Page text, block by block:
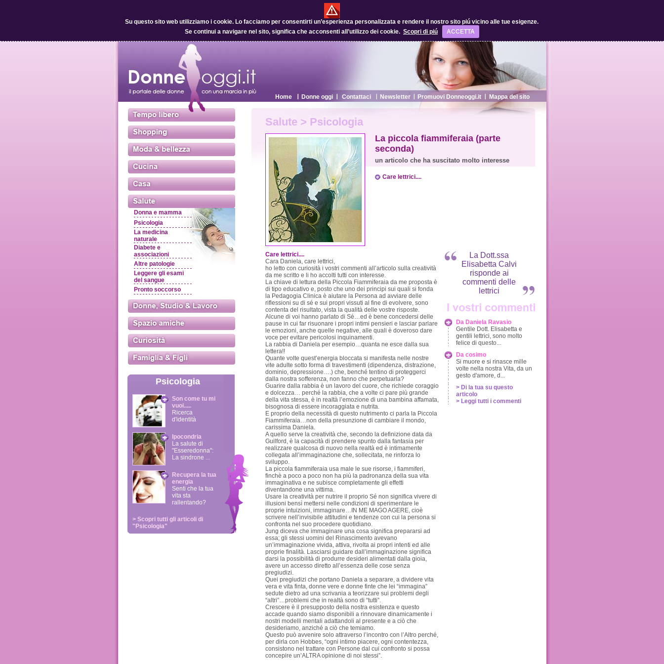
Su questo sito web utilizziamo i cookie. Lo facciamo per consentirti un’esperienza personalizzata e rendere il nostro sito piú vicino alle tue esigenze.
Se continui a navigare nel sito, significa che acconsenti all’utilizzo dei cookie. Scopri di piú ACCETTA
Home Donne oggi Contattaci Newsletter Promuovi Donneoggi.it Mappa del sito
Donna e mamma
Psicologia
La medicina
naturale
Diabete e
associazioni
Altre patologie
Leggere gli esami
del sangue
Pronto soccorso
Psicologia
Son come tu mi
vuoi.....
Ricerca
d'identità
Ipocondria
La salute di
"Esseredonna":
La sindrone ...
Recupera la tua
energia
Senti che la tua
vita sta
rallentando?
> Scopri tutti gli articoli di
"Psicologia"
Salute > Psicologia
La piccola fiammiferaia (parte
seconda)
un articolo che ha suscitato molto interesse
Care lettrici....
Care lettrici....
Cara Daniela, care lettrici,
ho letto con curiosità i vostri commenti all’articolo sulla creatività
da me scritto e li ho accolti tutti con interesse.
La chiave di lettura della Piccola Fiammiferaia da me proposta è
di tipo educativo e, posto che uno dei principi sui quali si fonda
la Pedagogia Clinica è aiutare la Persona ad avviare delle
riflessioni su di sé e sui propri vissuti al fine di evolvere, sono
contenta del risultato, vista la qualità delle vostre risposte.
Alcune di voi hanno parlato di Sé…ed è bene concedersi delle
pause in cui far risuonare i propri intimi pensieri e lasciar parlare
le emozioni, anche quelle negative, alle quali è doveroso dare
voce per evitare pericolosi inquinamenti.
La rabbia di Daniela per esempio…quanta ne esce dalla sua
lettera!!
Quante volte quest’energia bloccata si manifesta nelle nostre
vite adulte sotto forma di travestimenti (dipendenza, distrazione,
dominio, depressione….) che, benché tentino di proteggerci
dalla nostra sofferenza, non fanno che perpetuarla?
Guarire dalla rabbia è un lavoro del cuore, che richiede coraggio
e dolcezza… perché la rabbia, che a volte ci pare più grande
della vita stessa, è in realtà l’emozione di una bambina affamata,
bisognosa di essere incoraggiata e nutrita.
E proprio della necessità di questo nutrimento ci parla la Piccola
Fiammiferaia…non della presunzione di cambiare il mondo,
carissima Daniela.
A quello serve la creatività che, secondo la definizione data da
Guilford, è la capacità di prendere spunto dalla fantasia per
realizzare qualcosa di nuovo nella realtà ed è intimamente
collegata all’immaginazione che, sollecitata, ne rinforza lo
sviluppo.
La piccola fiammiferaia usa male le sue risorse, i fiammiferi,
finchè a poco a poco non ha più la padronanza della sua vita
immaginativa e ne subisce completamente gli effetti
diventandone una vittima.
Usare la creatività per nutrire il proprio Sé non significa vivere di
illusioni bensì mettersi nelle condizioni di sperimentare le
proprie intuizioni, immaginare…IN ME MAGO AGERE, cioè
scrivere nell’invisibile attitudini e tendenze con cui la persona si
confronta nel suo procedere quotidiano.
Jung diceva che immaginare una cosa significa prepararsi ad
essa; gli stessi uomini del Rinascimento avevano
un’immaginazione vivida, attiva, rivolta ai propri intenti ed alle
proprie finalità. Lasciarsi guidare dall’immaginazione significa
darsi la possibilità di produrre desideri alimentati dalla gioia,
avere un accesso diretto all’essenza delle cose senza
pregiudizi.
Quei pregiudizi che portano Daniela a separare, a dividere vita
vera e vita finta, donne vere e donne finte che lei “immagina”
sedute dietro ad una scrivania a teorizzare sui problemi degli
“altri”…problemi che in realtà sono di “tutti”.
Crescere è il presupposto della nostra esistenza e questo
accade quando siamo disponibili a rinnovare dinamicamente i
nostri modelli mentali adattandoli al presente e a ciò che
desideriamo, anziché a ciò che temiamo.
Questo può avvenire solo attraverso l’incontro con l’Altro perché,
per dirla con Hobbes, “ogni intimo piacere, ogni contentezza,
consistono nel trattare con Persone dal cui confronto si possa
concepire un’ALTRA opinione di noi stessi”.
La Dott.ssa
Elisabetta Calvi
risponde ai
commenti delle
lettrici
Da Daniela Ravasio
Gentile Dott. Elisabetta e
gentili lettrici, sono molto
felice di questo...
Da cosimo
Si muore e si rinasce mille
volte nella nostra Vita, da un
gesto d'amore, d...
> Di la tua su questo
articolo
> Leggi tutti i commenti